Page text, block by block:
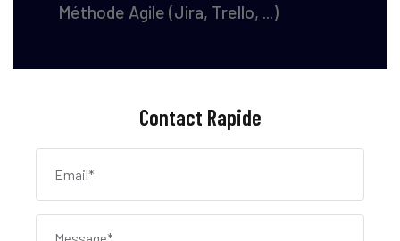
Méthode Agile (Jira, Trello, ...)
Contact Rapide